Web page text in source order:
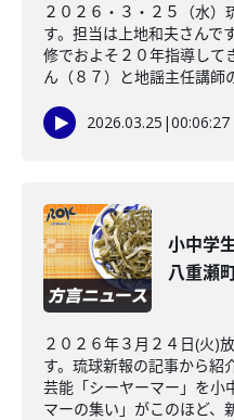
２０２６・３・２５（水）
す。担当は上地和夫さんで
修でおよそ２０年指導して
ん（８７）と地謡主任講師
2026.03.25 |00:06:27
小中学
八重瀬
２０２６年３月２４日(火)
す。琉球新報の記事から紹
芸能「シーヤーマー」を小
マーの集い」がこのほど、